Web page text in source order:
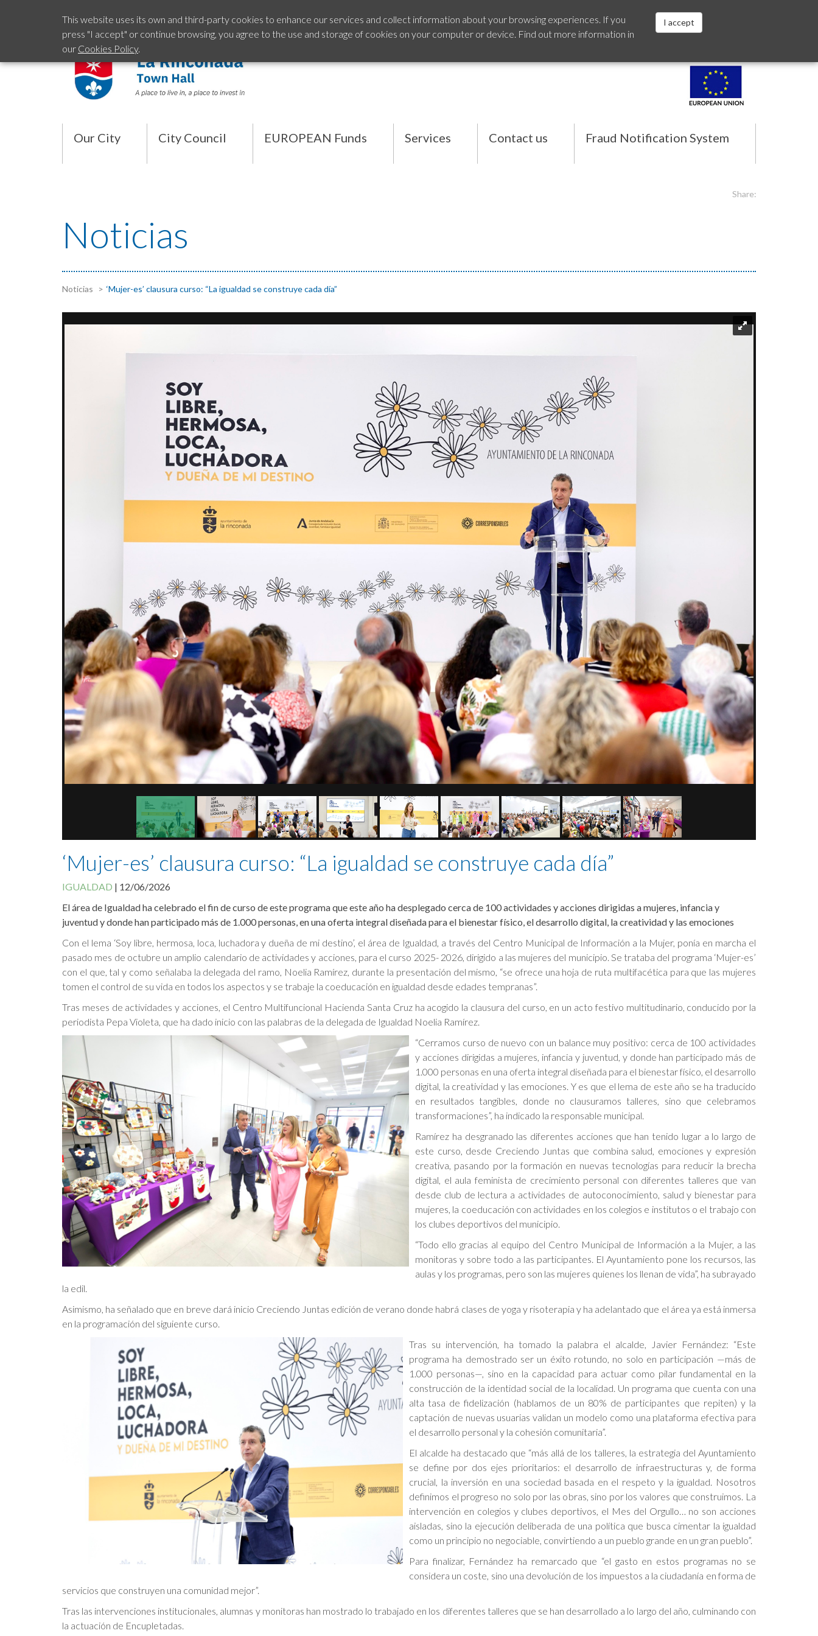
Our City City Council EUROPEAN Funds Services Contact us Fraud Notification System
Share:
Noticias
Noticias ‘Mujer-es’ clausura curso: “La igualdad se construye cada día”
‘Mujer-es’ clausura curso: “La igualdad se construye cada día”
IGUALDAD | 12/06/2026
El área de Igualdad ha celebrado el fin de curso de este programa que este año ha desplegado cerca de 100 actividades y acciones dirigidas a mujeres, infancia y
juventud y donde han participado más de 1.000 personas, en una oferta integral diseñada para el bienestar físico, el desarrollo digital, la creatividad y las emociones
Con el lema ‘Soy libre, hermosa, loca, luchadora y dueña de mi destino’, el área de Igualdad, a través del Centro Municipal de Información a la Mujer, ponía en marcha el
pasado mes de octubre un amplio calendario de actividades y acciones, para el curso 2025- 2026, dirigido a las mujeres del municipio. Se trataba del programa ‘Mujer-es’
con el que, tal y como señalaba la delegada del ramo, Noelia Ramírez, durante la presentación del mismo, “se ofrece una hoja de ruta multifacética para que las mujeres
tomen el control de su vida en todos los aspectos y se trabaje la coeducación en igualdad desde edades tempranas”.
Tras meses de actividades y acciones, el Centro Multifuncional Hacienda Santa Cruz ha acogido la clausura del curso, en un acto festivo multitudinario, conducido por la
periodista Pepa Violeta, que ha dado inicio con las palabras de la delegada de Igualdad Noelia Ramírez.
“Cerramos curso de nuevo con un balance muy positivo: cerca de 100 actividades
y acciones dirigidas a mujeres, infancia y juventud, y donde han participado más de
1.000 personas en una oferta integral diseñada para el bienestar físico, el desarrollo
digital, la creatividad y las emociones. Y es que el lema de este año se ha traducido
en resultados tangibles, donde no clausuramos talleres, sino que celebramos
transformaciones”, ha indicado la responsable municipal.
Ramírez ha desgranado las diferentes acciones que han tenido lugar a lo largo de
este curso, desde Creciendo Juntas que combina salud, emociones y expresión
creativa, pasando por la formación en nuevas tecnologías para reducir la brecha
digital, el aula feminista de crecimiento personal con diferentes talleres que van
desde club de lectura a actividades de autoconocimiento, salud y bienestar para
mujeres, la coeducación con actividades en los colegios e institutos o el trabajo con
los clubes deportivos del municipio.
“Todo ello gracias al equipo del Centro Municipal de Información a la Mujer, a las
monitoras y sobre todo a las participantes. El Ayuntamiento pone los recursos, las
aulas y los programas, pero son las mujeres quienes los llenan de vida”, ha subrayado
la edil.
Asimismo, ha señalado que en breve dará inicio Creciendo Juntas edición de verano donde habrá clases de yoga y risoterapia y ha adelantado que el área ya está inmersa
en la programación del siguiente curso.
Tras su intervención, ha tomado la palabra el alcalde, Javier Fernández: “Este
programa ha demostrado ser un éxito rotundo, no solo en participación —más de
1.000 personas—, sino en la capacidad para actuar como pilar fundamental en la
construcción de la identidad social de la localidad. Un programa que cuenta con una
alta tasa de fidelización (hablamos de un 80% de participantes que repiten) y la
captación de nuevas usuarias validan un modelo como una plataforma efectiva para
el desarrollo personal y la cohesión comunitaria”.
El alcalde ha destacado que “más allá de los talleres, la estrategia del Ayuntamiento
se define por dos ejes prioritarios: el desarrollo de infraestructuras y, de forma
crucial, la inversión en una sociedad basada en el respeto y la igualdad. Nosotros
definimos el progreso no solo por las obras, sino por los valores que construimos. La
intervención en colegios y clubes deportivos, el Mes del Orgullo… no son acciones
aisladas, sino la ejecución deliberada de una política que busca cimentar la igualdad
como un principio no negociable, convirtiendo a un pueblo grande en un gran pueblo”.
Para finalizar, Fernández ha remarcado que “el gasto en estos programas no se
considera un coste, sino una devolución de los impuestos a la ciudadanía en forma de
servicios que construyen una comunidad mejor”.
Tras las intervenciones institucionales, alumnas y monitoras han mostrado lo trabajado en los diferentes talleres que se han desarrollado a lo largo del año, culminando con
la actuación de Encupletadas.
This website uses its own and third-party cookies to enhance our services and collect information about your browsing experiences. If you
press "I accept" or continue browsing, you agree to the use and storage of cookies on your computer or device. Find out more information in
our Cookies Policy.
I accept